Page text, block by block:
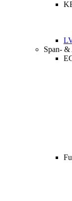
Span- &